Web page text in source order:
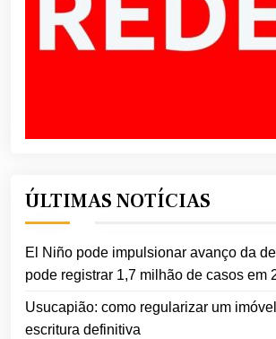
ÚLTIMAS NOTÍCIAS
El Niño pode impulsionar avanço da
pode registrar 1,7 milhão de casos em
Usucapião: como regularizar um
escritura definitiva